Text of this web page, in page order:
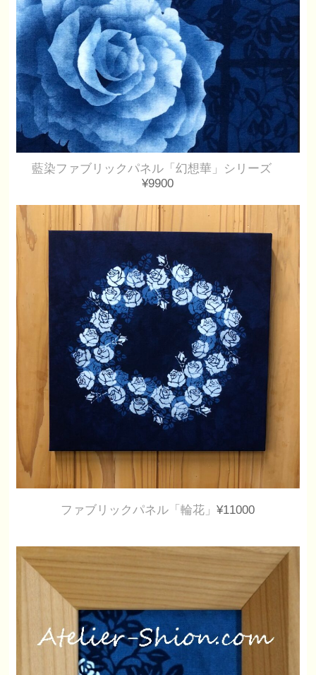
藍染ファブリックパネル「幻想華」シリーズ
¥9900
ファブリックパネル「輪花」¥11000